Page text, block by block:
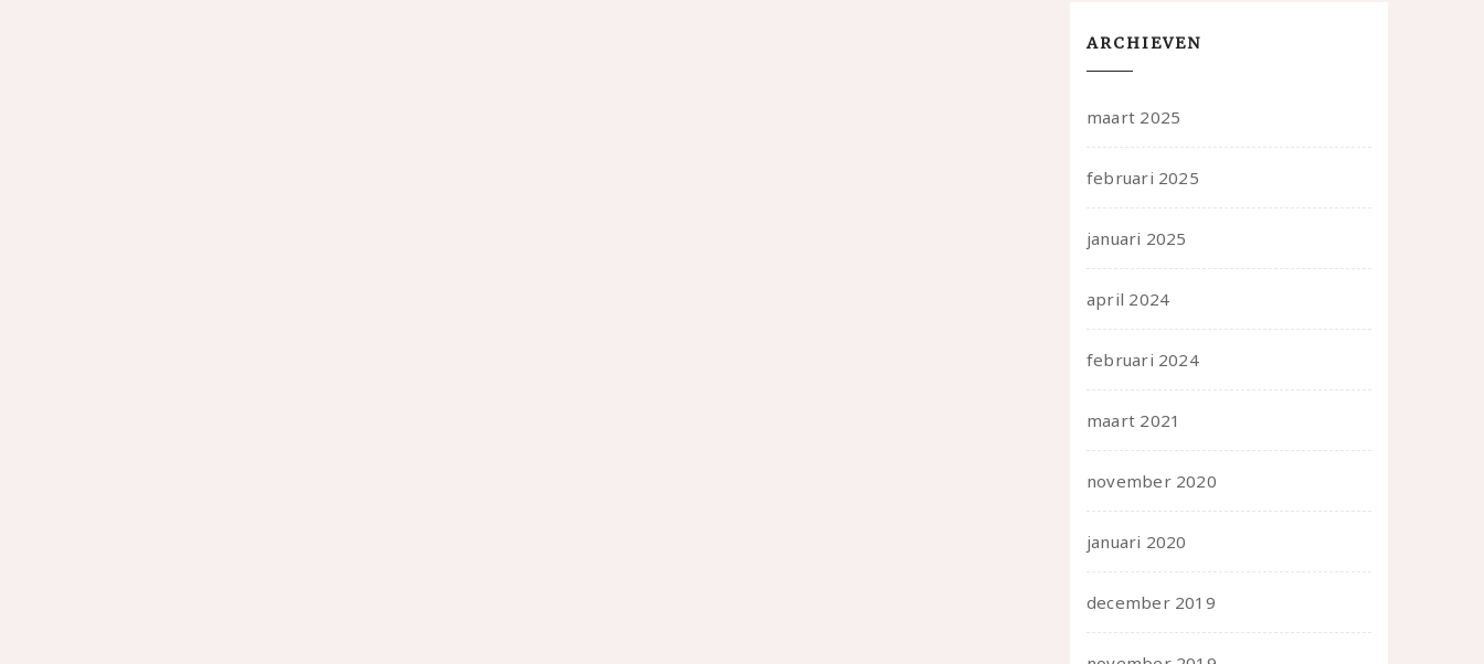
ARCHIEVEN
maart 2025
februari 2025
januari 2025
april 2024
februari 2024
maart 2021
november 2020
januari 2020
december 2019